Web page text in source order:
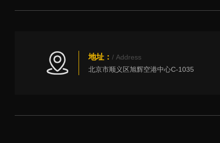
地址： / Address
北京市顺义区旭辉空港中心C-1035